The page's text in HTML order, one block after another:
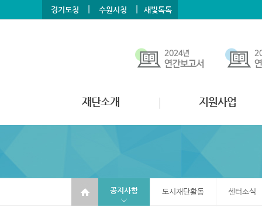
메뉴바로가기
본문바로가기경기도청 | 수원시청 | 새빛톡톡
재단소개 지원사업
공지사항 도시재단활동 센터소식